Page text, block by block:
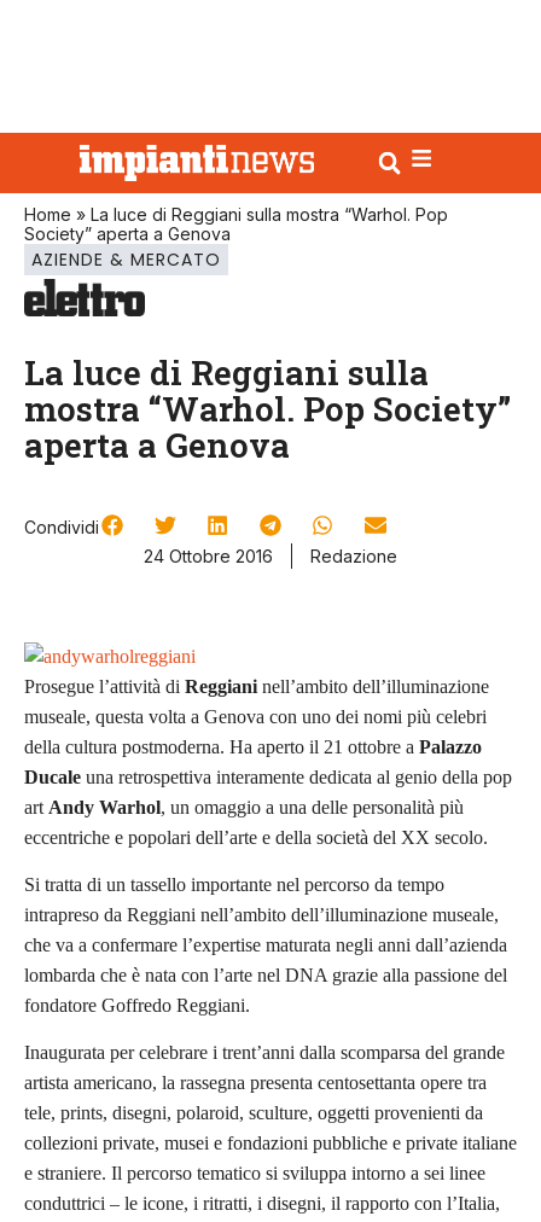
Home » La luce di Reggiani sulla mostra “Warhol. Pop
Society” aperta a Genova
AZIENDE & MERCATO
La luce di Reggiani sulla
mostra “Warhol. Pop Society”
aperta a Genova
Condividi
24 Ottobre 2016
Redazione
Prosegue l’attività di Reggiani nell’ambito dell’illuminazione
museale, questa volta a Genova con uno dei nomi più celebri
della cultura postmoderna. Ha aperto il 21 ottobre a Palazzo
Ducale una retrospettiva interamente dedicata al genio della pop
art Andy Warhol, un omaggio a una delle personalità più
eccentriche e popolari dell’arte e della società del XX secolo.
Si tratta di un tassello importante nel percorso da tempo
intrapreso da Reggiani nell’ambito dell’illuminazione museale,
che va a confermare l’expertise maturata negli anni dall’azienda
lombarda che è nata con l’arte nel DNA grazie alla passione del
fondatore Goffredo Reggiani.
Inaugurata per celebrare i trent’anni dalla scomparsa del grande
artista americano, la rassegna presenta centosettanta opere tra
tele, prints, disegni, polaroid, sculture, oggetti provenienti da
collezioni private, musei e fondazioni pubbliche e private italiane
e straniere. Il percorso tematico si sviluppa intorno a sei linee
conduttrici – le icone, i ritratti, i disegni, il rapporto con l’Italia,